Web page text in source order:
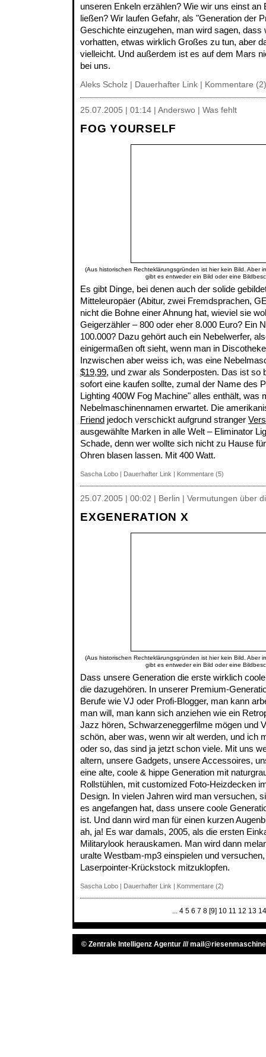
unseren Enkeln erzählen? Wie wir uns einst an
ließen? Wir laufen Gefahr, als "Generation der
Geschichte einzugehen, man wird sagen, dass
vorhatten, etwas wirklich Großes zu tun, aber
vielleicht. Und außerdem ist es auf dem Mars
bei uns.
Aleks Scholz | Dauerhafter Link Kommentare (2)
25.07.2005 | 01:14 | Anderswo | Was fehlt
FOG YOURSELF
(Aus historischen Rechteklärungsgründen ist hier kein Bild. Aber
gibt es entweder ein Bild oder eine
Es gibt Dinge, bei denen auch der solide
Mitteleuropäer (Abitur, zwei Fremdsprachen,
nicht die Bohne einer Ahnung hat, wieviel sie
Geigerzähler – 800 oder eher 8.000 Euro? Ein
100.000? Dazu gehört auch ein Nebelwerfer,
einigermaßen oft sieht, wenn man in
Inzwischen aber weiss ich, was eine
$19,99, und zwar als Sonderposten. Das ist so
sofort eine kaufen sollte, zumal der Name des
Lighting 400W Fog Machine" alles enthält, was
Nebelmaschinennamen erwartet. Die
Friend jedoch verschickt aufgrund stranger
ausgewählte Marken in alle Welt – Eliminator
Schade, denn wer wollte sich nicht zu Hause
Ohren blasen lassen. Mit 400 Watt.
Sascha Lobo | Dauerhafter Link | Kommentare (5)
25.07.2005 | 00:02 | Berlin | Vermutungen über
EXGENERATION X
(Aus historischen Rechteklärungsgründen ist hier kein Bild. Aber
gibt es entweder ein Bild oder eine
Dass unsere Generation die erste wirklich
die dazugehören. In unserer Premium-
Berufe wie VJ oder Profi-Blogger, man kann
man will, man kann sich anziehen wie ein
Jazz hören, Schwarzeneggerfilme mögen und
schön, aber was, wenn wir alt werden, und ich
oder so, das sind ja jetzt schon viele. Mit uns
altern, unsere Gadgets, unsere Accessoires,
eine alte, coole & hippe Generation mit
Rollstühlen, mit customized Foto-Heizdecken
Design. In vielen Jahren wird man versuchen,
es angefangen hat, dass unsere coole
ist. Und dann wird man für einen kurzen
ah, ja! Es war damals, 2005, als die ersten
Militarylook herauskamen. Man wird dann
uralte Westbam-mp3 einspielen und
Laserpointer-Krückstock mitzuklopfen.
Sascha Lobo | Dauerhafter Link | Kommentare (2)
... 4 5 6 7 8[9] 10 11 12 13 14
© Zentrale Intelligenz Agentur ///